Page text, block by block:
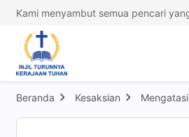
Kami menyambut semua pencari
Beranda Kesaksian